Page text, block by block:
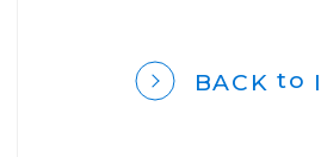
BACK to